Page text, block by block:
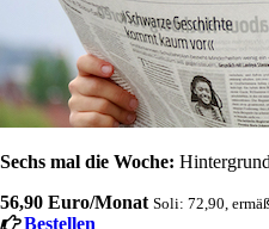
Sechs mal die Woche:
56,90 Euro/Monat Soli: 72,90,
Bestellen